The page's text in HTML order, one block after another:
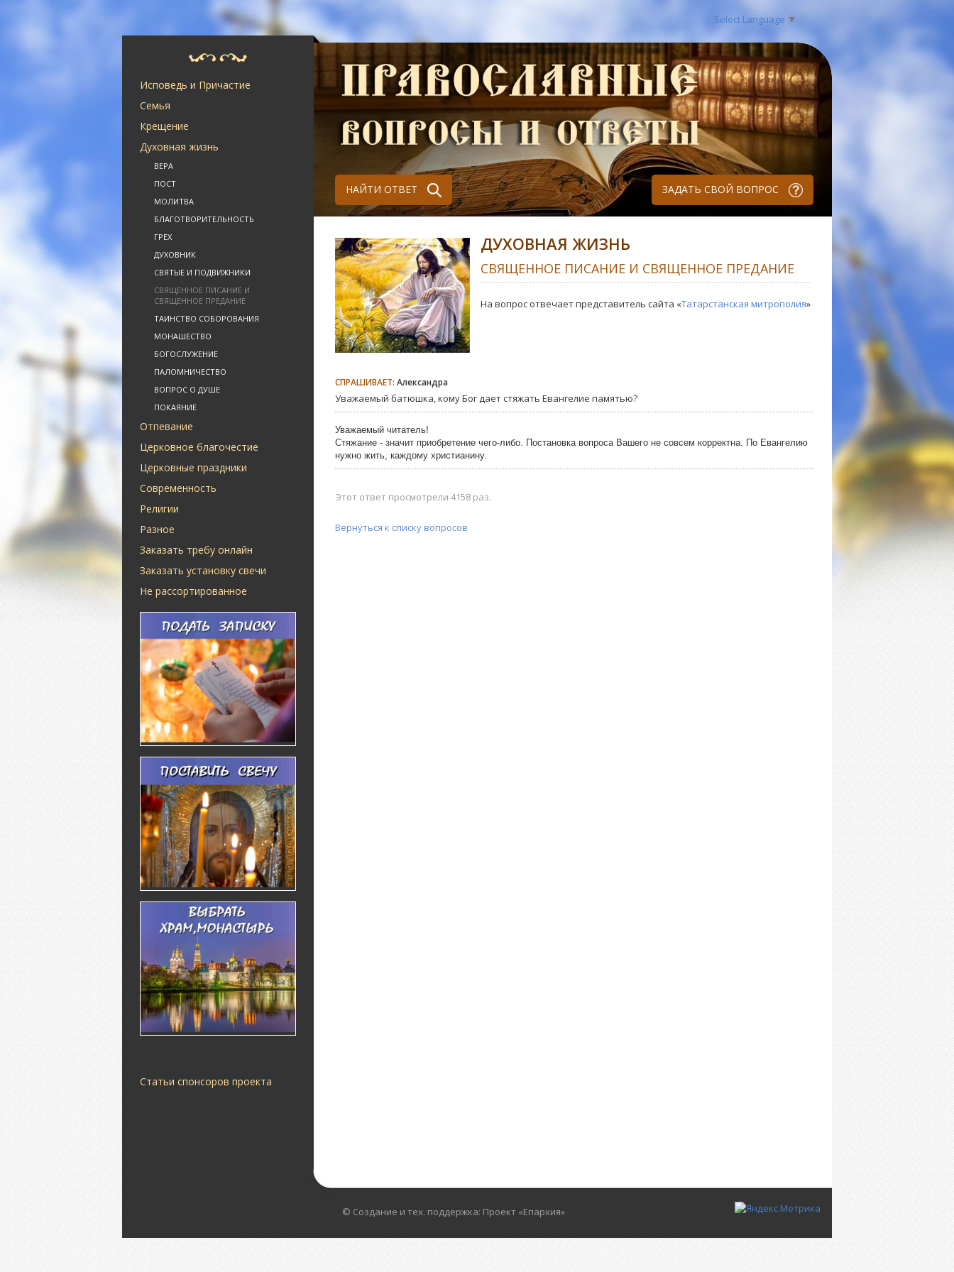
Select Language ▼
Исповедь и Причастие
Семья
Крещение
Духовная жизнь
ВЕРА
ПОСТ
МОЛИТВА
БЛАГОТВОРИТЕЛЬНОСТЬ
ГРЕХ
ДУХОВНИК
СВЯТЫЕ И ПОДВИЖНИКИ
СВЯЩЕННОЕ ПИСАНИЕ И
СВЯЩЕННОЕ ПРЕДАНИЕ
ТАИНСТВО СОБОРОВАНИЯ
МОНАШЕСТВО
БОГОСЛУЖЕНИЕ
ПАЛОМНИЧЕСТВО
ВОПРОС О ДУШЕ
ПОКАЯНИЕ
Отпевание
Церковное благочестие
Церковные праздники
Современность
Религии
Разное
Заказать требу онлайн
Заказать установку свечи
Не рассортированное
Статьи спонсоров проекта
НАЙТИ ОТВЕТ ЗАДАТЬ СВОЙ ВОПРОС
ДУХОВНАЯ ЖИЗНЬ
СВЯЩЕННОЕ ПИСАНИЕ И СВЯЩЕННОЕ ПРЕДАНИЕ
На вопрос отвечает представитель сайта «Татарстанская митрополия»
СПРАШИВАЕТ: Александра
Уважаемый батюшка, кому Бог дает стяжать Евангелие памятью?
Уважаемый читатель!
Стяжание - значит приобретение чего-либо. Постановка вопроса Вашего не совсем корректна. По Евангелию
нужно жить, каждому христианину.
Этот ответ просмотрели 4158 раз.
Вернуться к списку вопросов
© Создание и тех. поддержка: Проект «Епархия»